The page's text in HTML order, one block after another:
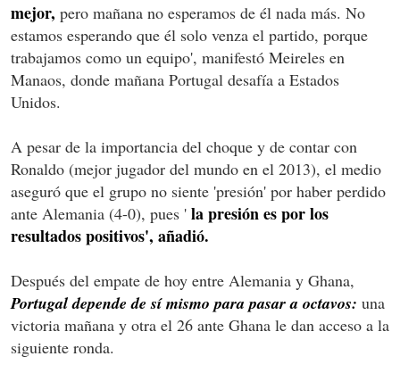
mejor, pero mañana no esperamos de él nada más. No
estamos esperando que él solo venza el partido, porque
trabajamos como un equipo', manifestó Meireles en
Manaos, donde mañana Portugal desafía a Estados
Unidos.
A pesar de la importancia del choque y de contar con
Ronaldo (mejor jugador del mundo en el 2013), el medio
aseguró que el grupo no siente 'presión' por haber perdido
ante Alemania (4-0), pues ' la presión es por los
resultados positivos', añadió.
Después del empate de hoy entre Alemania y Ghana,
Portugal depende de sí mismo para pasar a octavos: una
victoria mañana y otra el 26 ante Ghana le dan acceso a la
siguiente ronda.